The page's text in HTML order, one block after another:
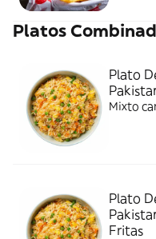
Platos
Plato
Mixto
Plato
Fritas